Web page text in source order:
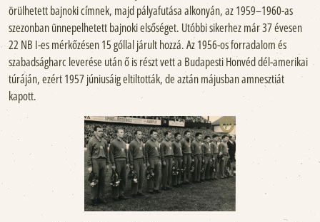
örülhetett bajnoki címnek, majd pályafutása alkonyán, az 1959–1960-as
szezonban ünnepelhetett bajnoki elsőséget. Utóbbi sikerhez már 37 évesen
22 NB I-es mérkőzésen 15 góllal járult hozzá. Az 1956-os forradalom és
szabadságharc leverése után ő is részt vett a Budapesti Honvéd dél-amerikai
túráján, ezért 1957 júniusáig eltiltották, de aztán májusban amnesztiát
kapott.